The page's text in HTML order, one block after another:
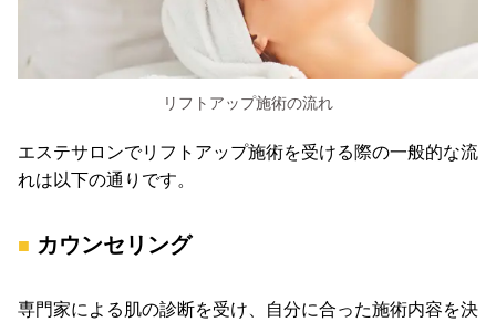
リフトアップ施術の流れ
エステサロンでリフトアップ施術を受ける際の一般的な流
れは以下の通りです。
カウンセリング
専門家による肌の診断を受け、自分に合った施術内容を決